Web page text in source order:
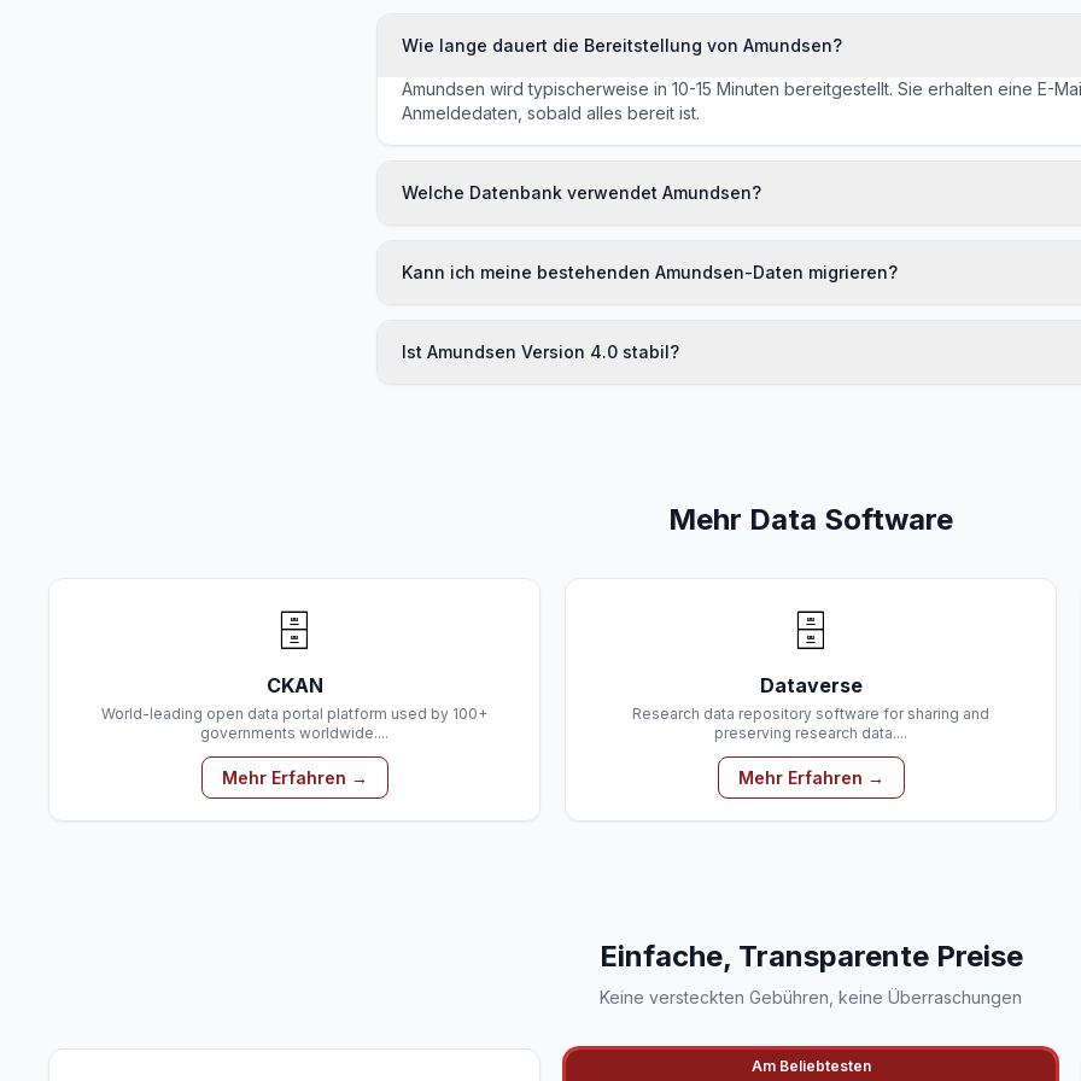
Wie lange dauert die Bereitstellung von Amundsen?
Amundsen wird typischerweise in 10-15 Minuten bereitgestellt. Sie erhalten eine E-
Anmeldedaten, sobald alles bereit ist.
Welche Datenbank verwendet Amundsen?
Kann ich meine bestehenden Amundsen-Daten migrieren?
Ist Amundsen Version 4.0 stabil?
Mehr Data Software
🗄️
CKAN
World-leading open data portal platform used by 100+
governments worldwide....
Mehr Erfahren →
🗄️
Dataverse
Research data repository software for sharing and
preserving research data....
Mehr Erfahren →
Einfache, Transparente Preise
Keine versteckten Gebühren, keine Überraschungen
Am Beliebtesten